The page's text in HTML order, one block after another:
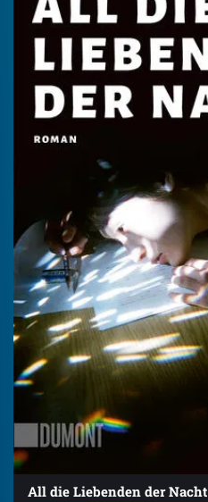
All die Liebenden der Nacht